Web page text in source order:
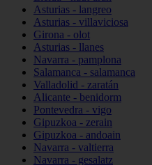
Asturias - langreo
Asturias - villaviciosa
Girona - olot
Asturias - llanes
Navarra - pamplona
Salamanca - salamanca
Valladolid - zaratán
Alicante - benidorm
Pontevedra - vigo
Gipuzkoa - zerain
Gipuzkoa - andoain
Navarra - valtierra
Navarra - gesalatz